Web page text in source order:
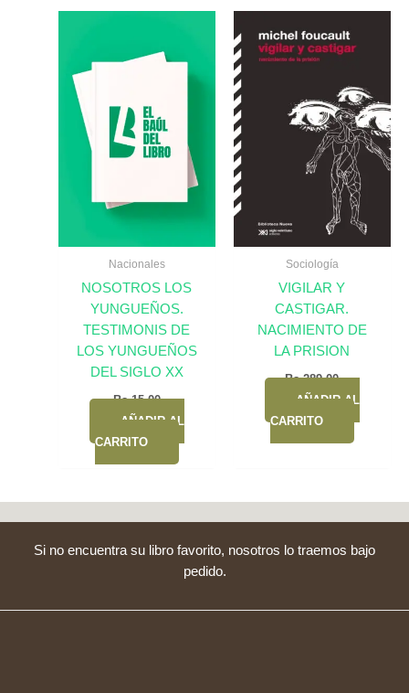
Nacionales
NOSOTROS LOS
YUNGUEÑOS.
TESTIMONIS DE
LOS YUNGUEÑOS
DEL SIGLO XX
Bs.15,00
AÑADIR AL
CARRITO
Sociología
VIGILAR Y
CASTIGAR.
NACIMIENTO DE
LA PRISION
Bs.289,00
AÑADIR AL
CARRITO
Si no encuentra su libro favorito, nosotros lo traemos bajo
pedido.